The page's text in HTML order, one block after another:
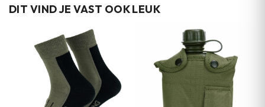
DIT VIND JE VAST OOK LEUK